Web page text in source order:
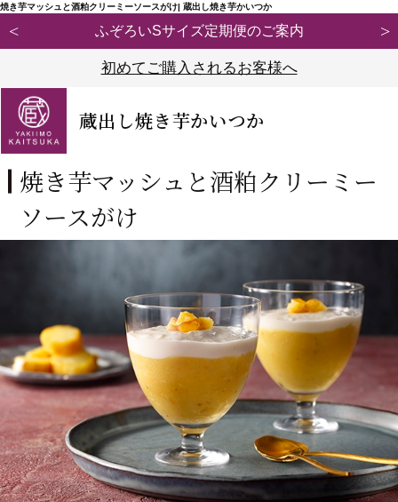
焼き芋マッシュと酒粕クリーミーソースがけ| 蔵出し焼き芋かいつか
Sサイズ定期便のご案内 【重要】弊社ブラン
初めてご購入されるお客様へ
蔵出し焼き芋かいつか
焼き芋マッシュと酒粕クリーミー
ソースがけ